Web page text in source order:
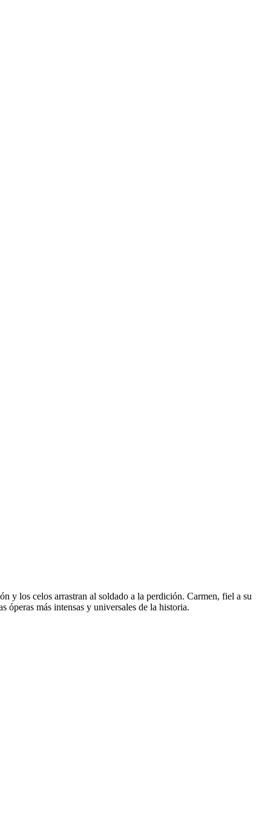
y los celos arrastran al soldado a la perdición. Carmen, fiel a su
óperas más intensas y universales de la historia.